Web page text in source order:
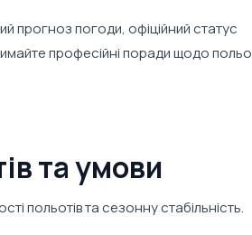
прогноз погоди, офіційний статус
професійні поради щодо
та умови
польотів та сезонну стабільність.